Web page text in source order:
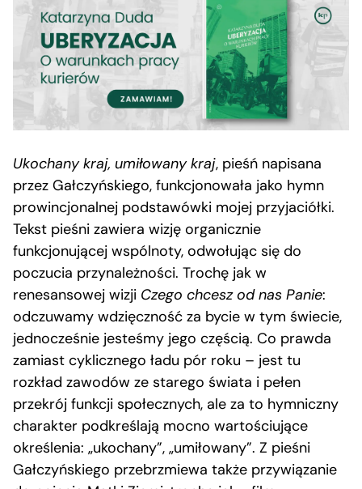
Ukochany kraj, umiłowany kraj, pieśń napisana
przez Gałczyńskiego, funkcjonowała jako hymn
prowincjonalnej podstawówki mojej przyjaciółki.
Tekst pieśni zawiera wizję organicznie
funkcjonującej wspólnoty, odwołując się do
poczucia przynależności. Trochę jak w
renesansowej wizji Czego chcesz od nas Panie:
odczuwamy wdzięczność za bycie w tym świecie,
jednocześnie jesteśmy jego częścią. Co prawda
zamiast cyklicznego ładu pór roku – jest tu
rozkład zawodów ze starego świata i pełen
przekrój funkcji społecznych, ale za to hymniczny
charakter podkreślają mocno wartościujące
określenia: „ukochany”, „umiłowany”. Z pieśni
Gałczyńskiego przebrzmiewa także przywiązanie